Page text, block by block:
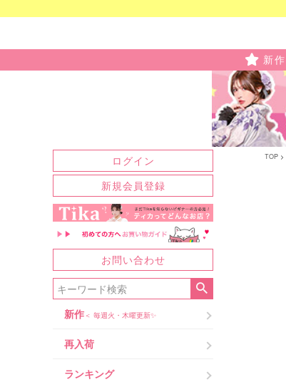
新作
ログイン
新規会員登録
お問い合わせ
新作＜ 毎週火・木曜更新✨
再入荷
ランキング
TOP